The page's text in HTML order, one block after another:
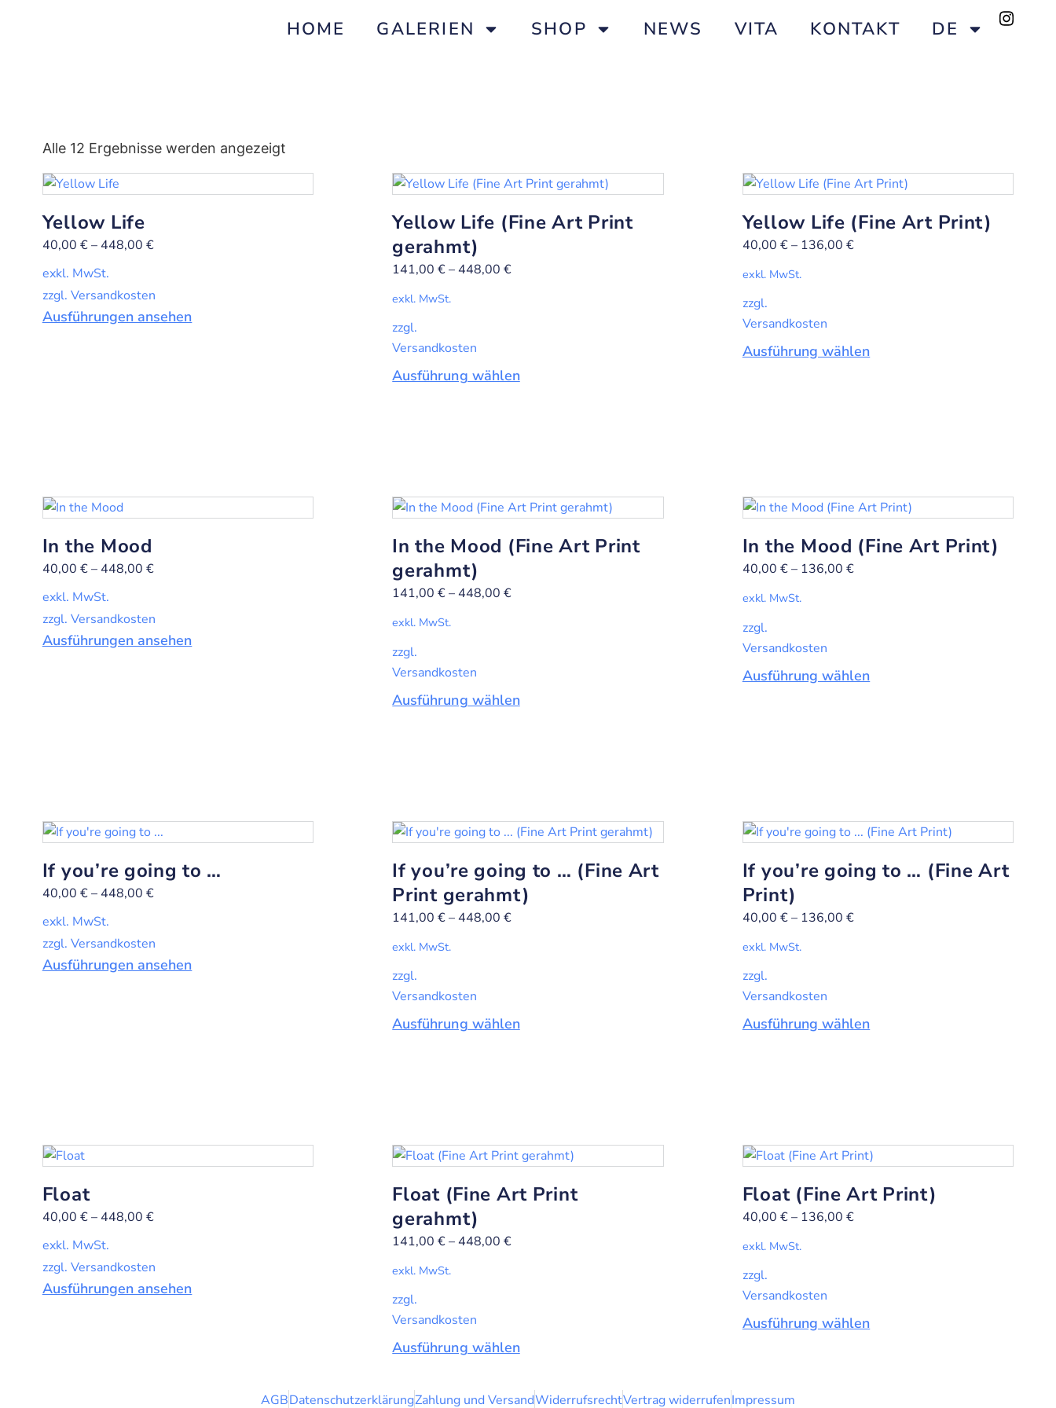
HOME GALERIEN SHOP NEWS VITA KONTAKT DE
Alle 12 Ergebnisse werden angezeigt
Yellow Life
40,00 €– 448,00 €
exkl. MwSt.
zzgl. Versandkosten
Ausführungen ansehen
Yellow Life (Fine Art Print
gerahmt)
141,00€– 448,00€
exkl. MwSt.
zzgl.
Versandkosten
Ausführung wählen
Yellow Life (Fine Art Print)
40,00 €– 136,00 €
exkl. MwSt.
zzgl.
Versandkosten
Ausführung wählen
In the Mood
40,00 €– 448,00 €
exkl. MwSt.
zzgl. Versandkosten
Ausführungen ansehen
In the Mood (Fine Art Print
gerahmt)
141,00€– 448,00€
exkl. MwSt.
zzgl.
Versandkosten
Ausführung wählen
In the Mood (Fine Art Print)
40,00 €– 136,00 €
exkl. MwSt.
zzgl.
Versandkosten
Ausführung wählen
If you’re going to …
40,00 €– 448,00 €
exkl. MwSt.
zzgl. Versandkosten
Ausführungen ansehen
If you’re going to … (Fine Art
Print gerahmt)
141,00€– 448,00€
exkl. MwSt.
zzgl.
Versandkosten
Ausführung wählen
If you’re going to … (Fine Art
Print)
40,00 €– 136,00 €
exkl. MwSt.
zzgl.
Versandkosten
Ausführung wählen
Float
40,00 €– 448,00 €
exkl. MwSt.
zzgl. Versandkosten
Ausführungen ansehen
Float (Fine Art Print
gerahmt)
141,00€– 448,00€
exkl. MwSt.
zzgl.
Versandkosten
Ausführung wählen
Float (Fine Art Print)
40,00 €– 136,00 €
exkl. MwSt.
zzgl.
Versandkosten
Ausführung wählen
AGBDatenschutzerklärungZahlung und VersandWiderrufsrechtVertrag widerrufenImpressum